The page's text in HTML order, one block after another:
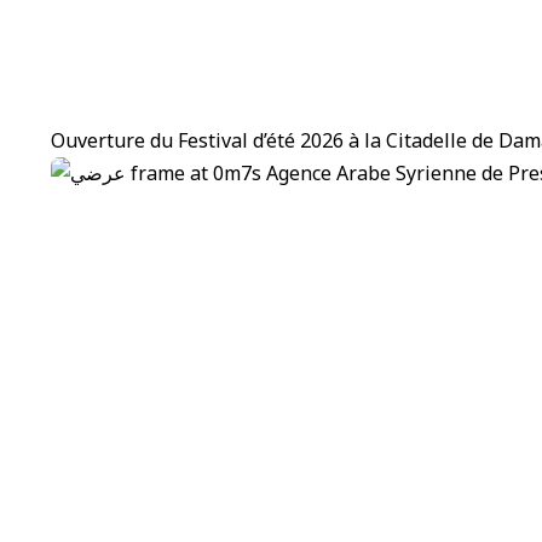
Ouverture du Festival d’été 2026 à la Citadelle de